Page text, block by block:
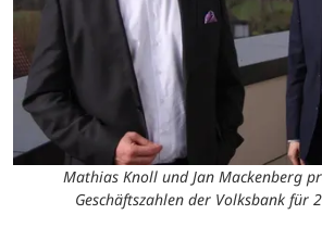
Mathias Knoll und Jan Mackenberg
Geschäftszahlen der Volksbank für